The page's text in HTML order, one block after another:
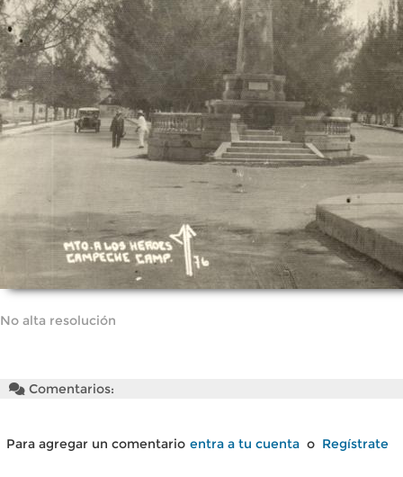
No alta resolución
Comentarios:
Para agregar un comentario entra a tu cuenta o Regístrate